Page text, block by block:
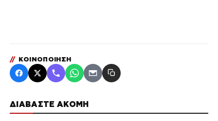
ΔΙΑΒΑΣΤΕ ΑΚΟΜΗ
// ΚΟΙΝΟΠΟΙΗΣΗ